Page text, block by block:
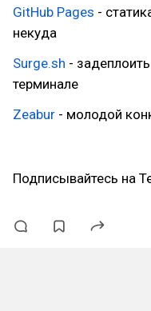
GitHub Pages -
некуда
Surge.sh -
терминале
Zeabur - молодой
Подписывайтесь на